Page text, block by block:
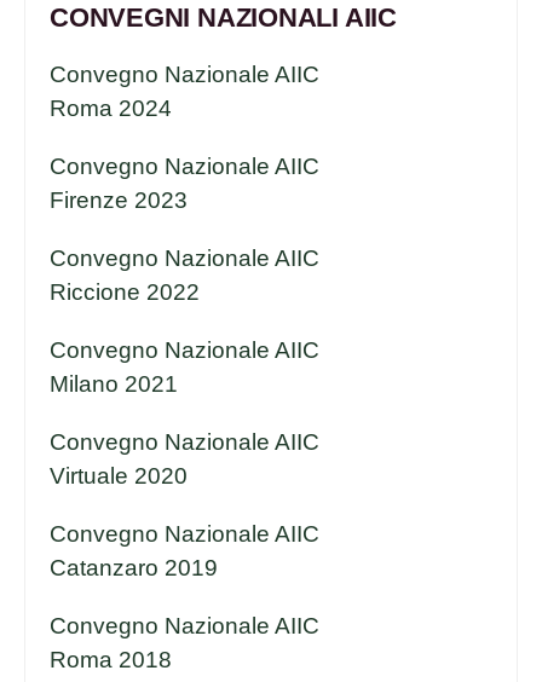
CONVEGNI NAZIONALI AIIC
Convegno Nazionale AIIC
Roma 2024
Convegno Nazionale AIIC
Firenze 2023
Convegno Nazionale AIIC
Riccione 2022
Convegno Nazionale AIIC
Milano 2021
Convegno Nazionale AIIC
Virtuale 2020
Convegno Nazionale AIIC
Catanzaro 2019
Convegno Nazionale AIIC
Roma 2018